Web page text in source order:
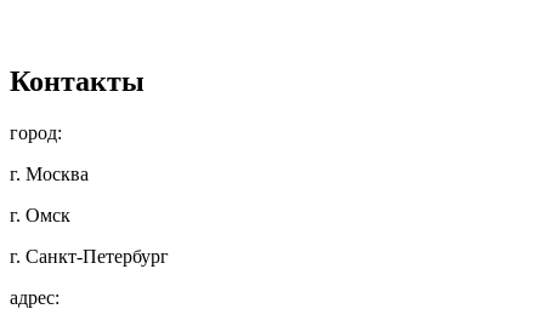
Контакты
город:
г. Москва
г. Омск
г. Санкт-Петербург
адрес: